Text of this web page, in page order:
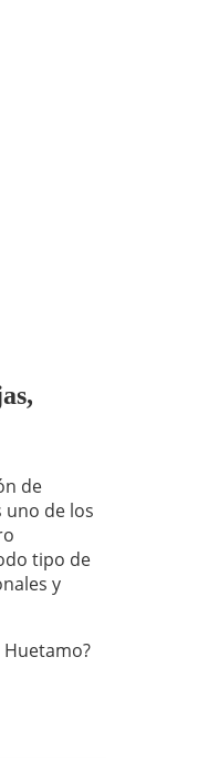
de
uno de los
tipo de
y
Huetamo?